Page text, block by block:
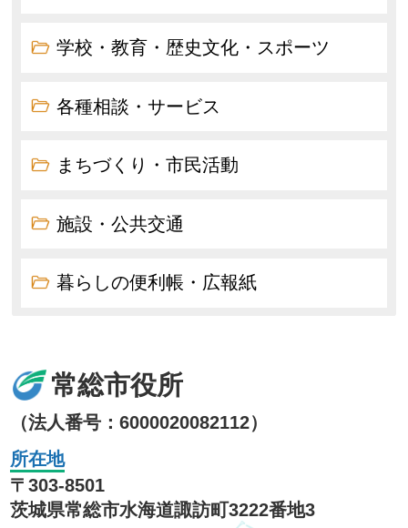
学校・教育・歴史文化・スポーツ
各種相談・サービス
まちづくり・市民活動
施設・公共交通
暮らしの便利帳・広報紙
常総市役所
（法人番号：6000020082112）
所在地
〒303-8501
茨城県常総市水海道諏訪町3222番地3